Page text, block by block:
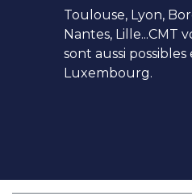
Toulouse, Lyon,
Nantes, Lille...CMT
sont aussi
Luxembourg.